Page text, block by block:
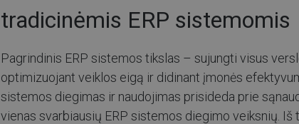
tradicinėmis ERP sistemomis
Pagrindinis ERP sistemos tikslas – sujungti visus
optimizuojant veiklos eigą ir didinant įmonės
sistemos diegimas ir naudojimas prisideda prie
vienas svarbiausių ERP sistemos diegimo veiksnių. Iš